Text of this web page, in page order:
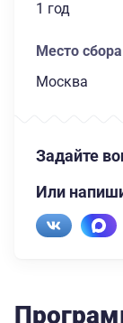
1 год
Место
Москва
Задайте
Или